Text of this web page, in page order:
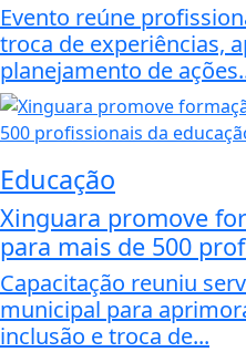
Evento reúne
troca de experiências,
planejamento de
Educação
Xinguara promove
para mais de 500
Capacitação reuniu
municipal para
inclusão e troca de...